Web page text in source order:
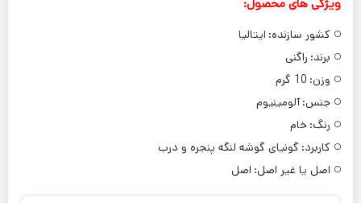
ویژگی های محصول:
کشور سازنده: ایتالیا
برند: راگنی
وزن: 10 گرم
جنس: آلومینیوم
رنگ: خام
کاربرد: گونیای گوشه لنگه پنجره و درب
اصل یا غیر اصل: اصل